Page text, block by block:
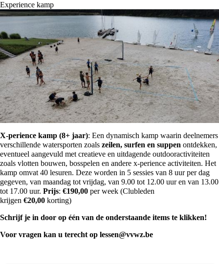
Experience kamp
X-perience kamp (8+ jaar): Een dynamisch kamp waarin deelnemers
verschillende watersporten zoals zeilen, surfen en suppen ontdekken,
eventueel aangevuld met creatieve en uitdagende outdooractiviteiten
zoals vlotten bouwen, bosspelen en andere x-perience activiteiten. Het
kamp omvat 40 lesuren. Deze worden in 5 sessies van 8 uur per dag
gegeven, van maandag tot vrijdag, van 9.00 tot 12.00 uur en van 13.00
tot 17.00 uur. Prijs: €190,00 per week (Clubleden
krijgen €20,00 korting)
Schrijf je in door op één van de onderstaande items te klikken!
Voor vragen kan u terecht op lessen@vvwz.be